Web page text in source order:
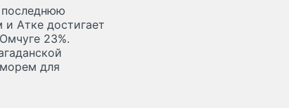
и Атке достигает
23%.
для